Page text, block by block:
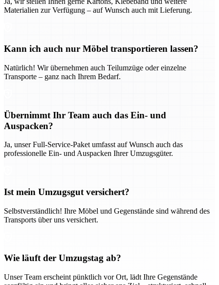
Materialien zur Verfügung – auf Wunsch auch mit Lieferung.
Kann ich auch nur Möbel transportieren lassen?
Natürlich! Wir übernehmen auch Teilumzüge oder einzelne
Transporte – ganz nach Ihrem Bedarf.
Übernimmt Ihr Team auch das Ein- und
Auspacken?
Ja, unser Full-Service-Paket umfasst auf Wunsch auch das
professionelle Ein- und Auspacken Ihrer Umzugsgüter.
Ist mein Umzugsgut versichert?
Selbstverständlich! Ihre Möbel und Gegenstände sind während des
Transports über uns versichert.
Wie läuft der Umzugstag ab?
Unser Team erscheint pünktlich vor Ort, lädt Ihre Gegenstände